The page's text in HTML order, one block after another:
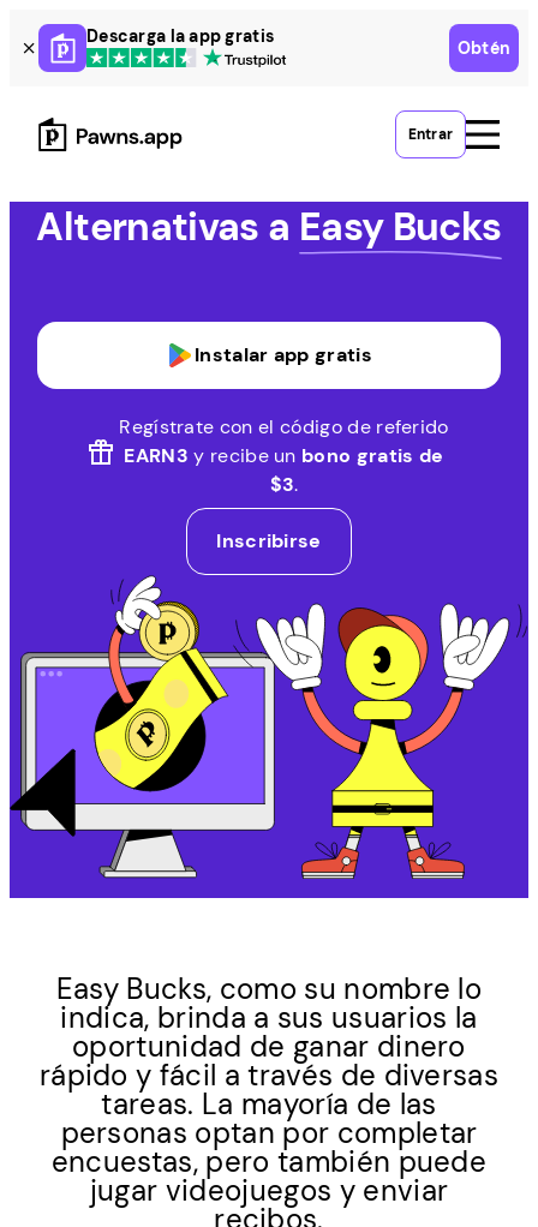
Skip
to
content
Descarga la app gratis
Obtén
Entrar
Alternativas a Easy Bucks
Instalar app gratis
Regístrate con el código de referido
EARN3 y recibe un bono gratis de
$3.
Inscribirse
Easy Bucks, como su nombre lo
indica, brinda a sus usuarios la
oportunidad de ganar dinero
rápido y fácil a través de diversas
tareas. La mayoría de las
personas optan por completar
encuestas, pero también puede
jugar videojuegos y enviar
recibos.